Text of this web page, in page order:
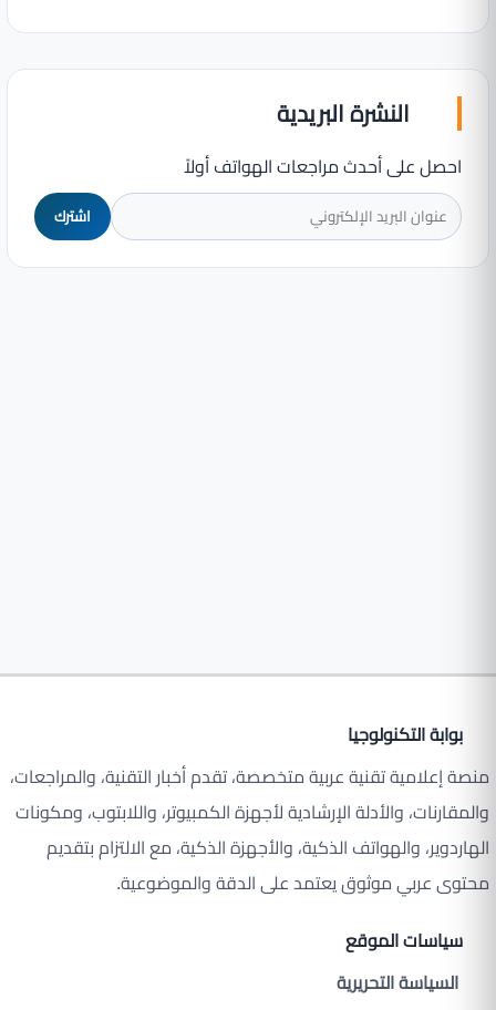
النشرة البريدية
احصل على أحدث مراجعات الهواتف أولاً
اشترك
بوابة التكنولوجيا
منصة إعلامية تقنية عربية متخصصة، تقدم أخبار التقنية، والمراجعات،
والمقارنات، والأدلة الإرشادية لأجهزة الكمبيوتر، واللابتوب، ومكونات
الهاردوير، والهواتف الذكية، والأجهزة الذكية، مع الالتزام بتقديم
محتوى عربي موثوق يعتمد على الدقة والموضوعية.
سياسات الموقع
السياسة التحريرية